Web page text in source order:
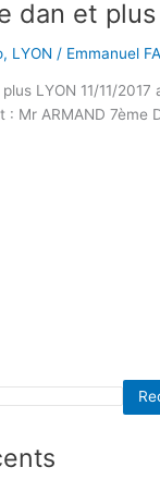
dan et plus
, LYON / Emmanuel
LYON 11/11/
: Mr ARMAND 7ème